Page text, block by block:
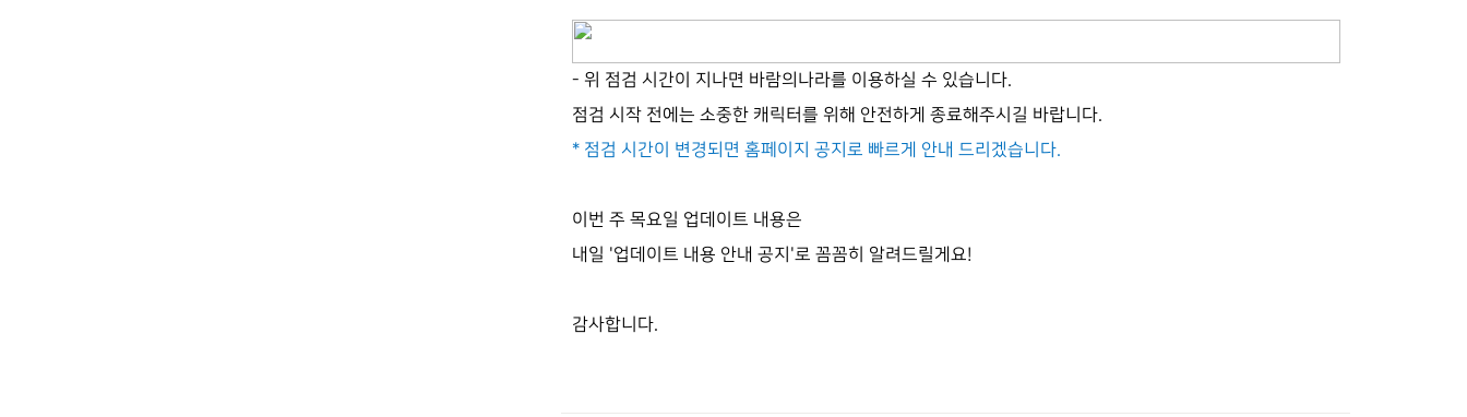
- 위 점검 시간이 지나면 바람의나라를 이용하실 수 있습니다.
점검 시작 전에는 소중한 캐릭터를 위해 안전하게 종료해주시길 바랍니다.
* 점검 시간이 변경되면 홈페이지 공지로 빠르게 안내 드리겠습니다.
이번 주 목요일 업데이트 내용은
내일 '업데이트 내용 안내 공지 '로 꼼꼼히 알려드릴게요!
감사합니다.